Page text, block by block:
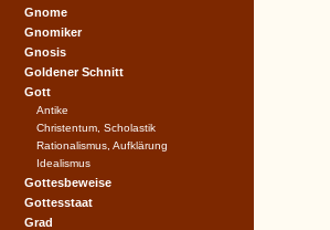
Gnome
Gnomiker
Gnosis
Goldener Schnitt
Gott
Antike
Christentum, Scholastik
Rationalismus, Aufklärung
Idealismus
Gottesbeweise
Gottesstaat
Grad